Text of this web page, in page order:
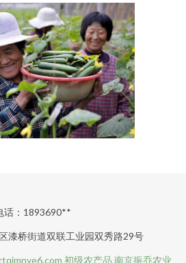
话：1893690**
漆桥街道双联工业园双秀路29号
初级农产品 南京振乔农业